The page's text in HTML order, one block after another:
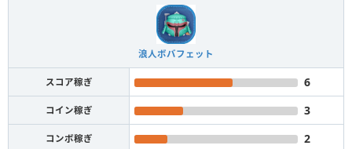
浪人ボバフェット
スコア稼ぎ 6
コイン稼ぎ 3
コンボ稼ぎ 2